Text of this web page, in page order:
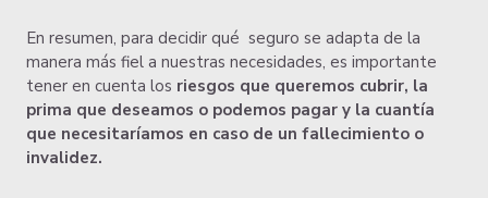
En resumen, para decidir qué seguro se adapta de la
manera más fiel a nuestras necesidades, es importante
tener en cuenta los riesgos que queremos cubrir, la
prima que deseamos o podemos pagar y la cuantía
que necesitaríamos en caso de un fallecimiento o
invalidez.